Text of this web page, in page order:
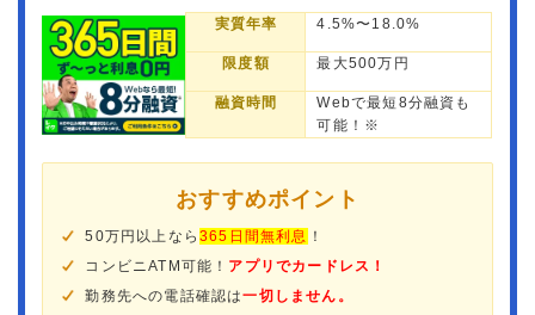
実質年率 4.5%〜18.0%
限度額 最大500万円
融資時間
Webで最短8分融資も
可能！※
おすすめポイント
50万円以上なら365日間無利息
！
コンビニATM可能！ アプリでカードレス！
勤務先への電話確認は一切しません。